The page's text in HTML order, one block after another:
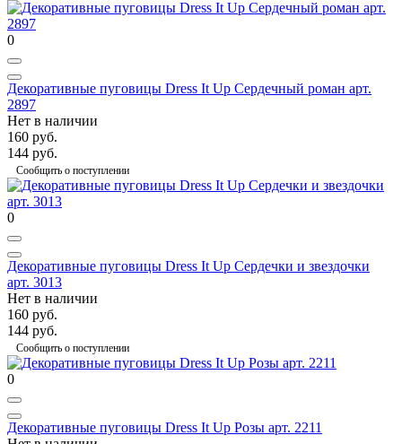
0
Декоративные пуговицы Dress It Up Сердечный роман арт.
2897
Нет в наличии
160 руб.
144 руб.
Сообщить о поступлении
0
Декоративные пуговицы Dress It Up Сердечки и звездочки
арт. 3013
Нет в наличии
160 руб.
144 руб.
Сообщить о поступлении
0
Декоративные пуговицы Dress It Up Розы арт. 2211